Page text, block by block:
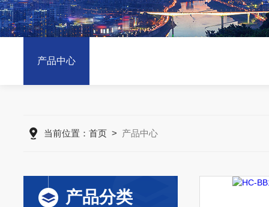
产品中心
当前位置： 首页 > 产品中心
产品分类